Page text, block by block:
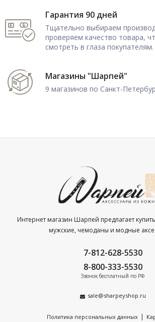
Гарантия 90 дней
Тщательно выбираем
проверяем качество товара,
смотреть в глаза покупателям.
Магазины "Шарпей"
9 магазинов по Санкт-
Интернет магазин Шарпей предлагает
мужские, чемоданы и модные
7-812-628-5530
8-800-333-5530
Звонок бесплатный по РФ
sale@sharpeyshop.ru
Политика персональных данных |